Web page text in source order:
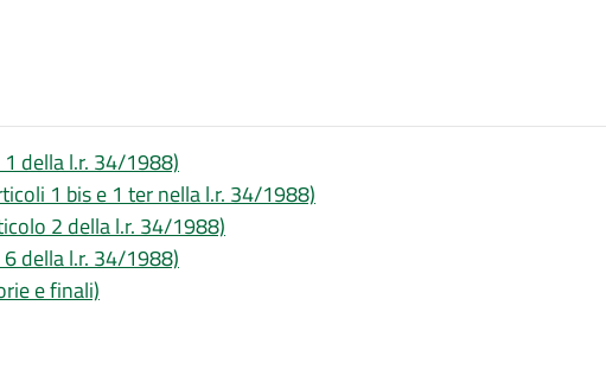
della l.r. 34/1988)
1 bis e 1 ter nella l.r. 34/1988)
2 della l.r. 34/1988)
della l.r. 34/1988)
e finali)